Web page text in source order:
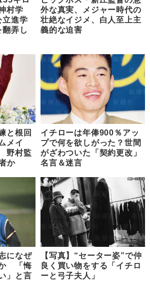
村学
立進学
弄し
外な真実、メジャー時代の
壮絶なイジメ、白人至上主
義的な迫害
と根回
メイ
野村監
か
イチローは年俸900％アッ
プで何を欲しがった？世間
がざわついた「契約更改」
名言＆迷言
になぜ
か 「悔
」と言
【写真】“セーター姿”で仲
良く買い物をする「イチロ
ーと弓子夫人」